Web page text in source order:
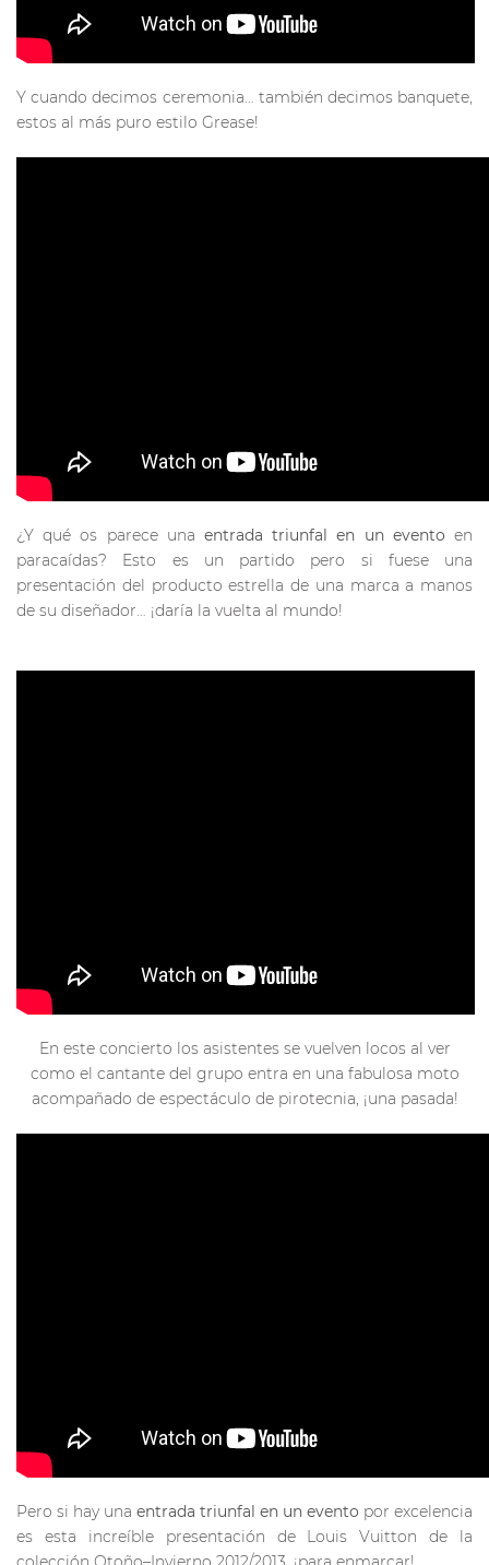
Y cuando decimos ceremonia… también decimos banquete,
estos al más puro estilo Grease!
¿Y qué os parece una entrada triunfal en un evento en
paracaídas? Esto es un partido pero si fuese una
presentación del producto estrella de una marca a manos
de su diseñador… ¡daría la vuelta al mundo!
En este concierto los asistentes se vuelven locos al ver
como el cantante del grupo entra en una fabulosa moto
acompañado de espectáculo de pirotecnia, ¡una pasada!
Pero si hay una entrada triunfal en un evento por excelencia
es esta increíble presentación de Louis Vuitton de la